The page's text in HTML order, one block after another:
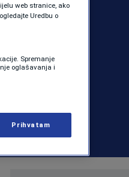
web stranice, ako
Uredbu o
Spremanje
oglašavanja i
Prihvatam